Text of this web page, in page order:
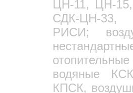
ЦН-11, ЦН-
СДК-ЦН-33,
РИСИ;
водяные
КПСК,